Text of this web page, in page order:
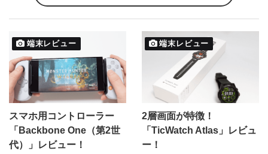
端末レビュー
スマホ用コントローラー
「Backbone One（第2世
代）」レビュー！
端末レビュー
2層画面が特徴！
「TicWatch Atlas」レビュ
ー！